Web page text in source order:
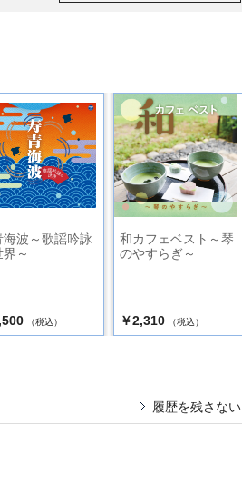
海波～歌謡吟詠
～
（税込）
和カフェベスト～琴
のやすらぎ～
￥2,310 （税込）
履歴を残さない